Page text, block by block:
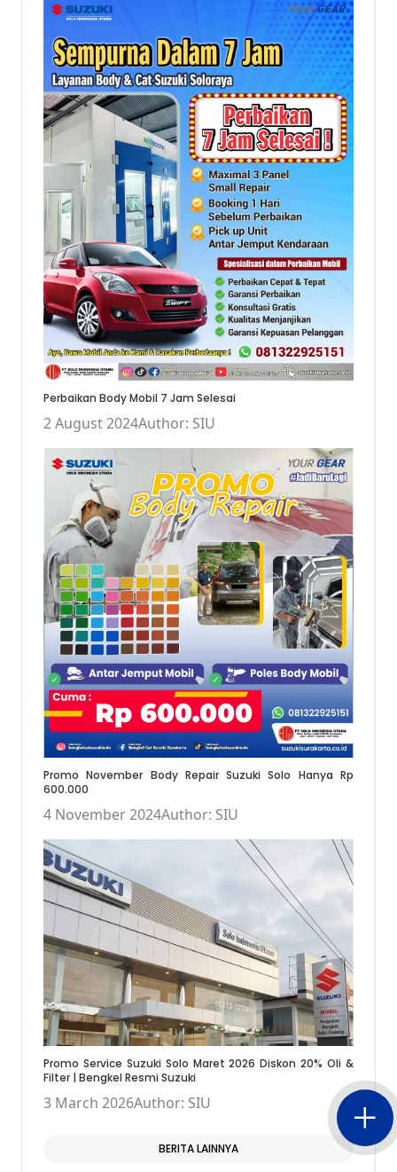
Perbaikan Body Mobil 7 Jam Selesai
2 August 2024Author: SIU
Promo November Body Repair Suzuki Solo Hanya Rp
600.000
4 November 2024Author: SIU
Promo Service Suzuki Solo Maret 2026 Diskon 20% Oli &
Filter | Bengkel Resmi Suzuki
3 March 2026Author: SIU
BERITA LAINNYA